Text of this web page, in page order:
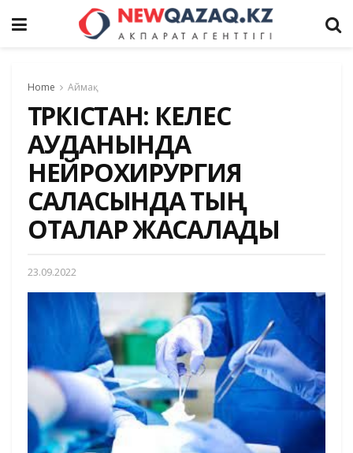
Home Аймақ
ТҮРКІСТАН: КЕЛЕС
АУДАНЫНДА
НЕЙРОХИРУРГИЯ
САЛАСЫНДА ТЫҢ
ОТАЛАР ЖАСАЛАДЫ
23.09.2022